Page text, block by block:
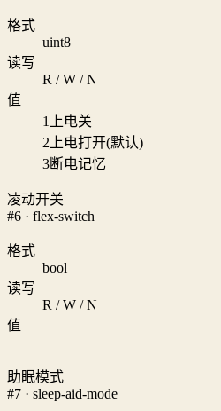
格式
uint8
读写
R / W / N
值
1
上电关
2 上电打开(默认)
3断电记忆
凌动开关
#6 · flex-switch
格式
bool
读写
R / W / N
值
—
助眠模式
#7 · sleep-aid-mode